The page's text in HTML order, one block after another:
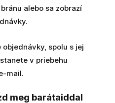
alebo sa zobrazí
spolu s jej
v priebehu
mail.
meg barátaiddal